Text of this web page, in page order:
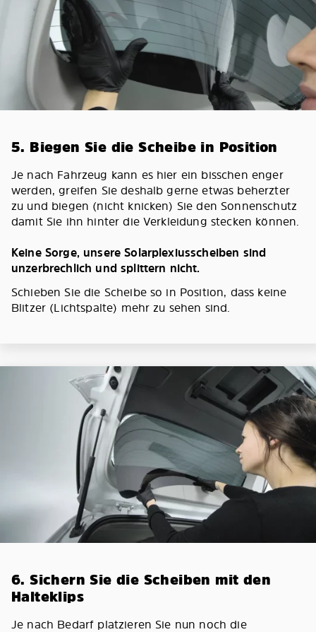
5. Biegen Sie die Scheibe in Position
Je nach Fahrzeug kann es hier ein bisschen enger
werden, greifen Sie deshalb gerne etwas beherzter
zu und biegen (nicht knicken) Sie den Sonnenschutz
damit Sie ihn hinter die Verkleidung stecken können.
Keine Sorge, unsere Solarplexiusscheiben sind
unzerbrechlich und splittern nicht.
Schieben Sie die Scheibe so in Position, dass keine
Blitzer (Lichtspalte) mehr zu sehen sind.
6. Sichern Sie die Scheiben mit den
Halteklips
Je nach Bedarf platzieren Sie nun noch die